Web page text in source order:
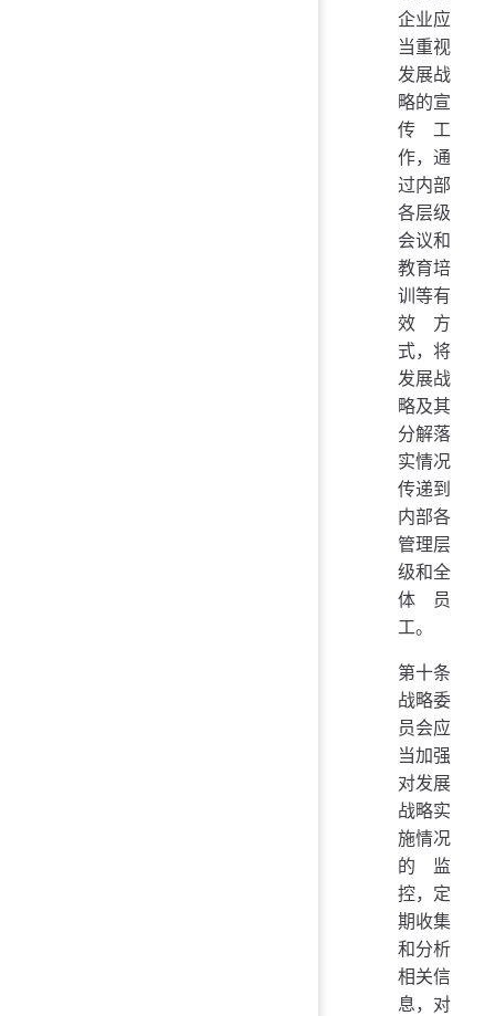
企业应
当重视
发展战
略的宣
传工
作，通
过内部
各层级
会议和
教育培
训等有
效方
式，将
发展战
略及其
分解落
实情况
传递到
内部各
管理层
级和全
体员
工。
第十条
战略委
员会应
当加强
对发展
战略实
施情况
的监
控，定
期收集
和分析
相关信
息，对